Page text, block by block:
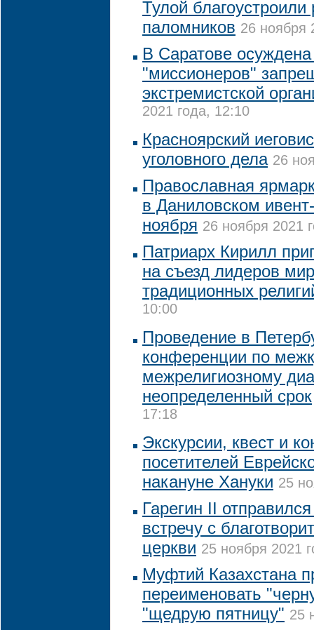
Тулой благоустроили
паломников 26 ноября
В Саратове осуждена
"миссионеров"
экстремистской
2021 года, 12:10
Красноярский
уголовного дела 26
Православная
в Даниловском
ноября 26 ноября 2021
Патриарх Кирилл
на съезд лидеров
традиционных
10:00
Проведение в
конференции по
межрелигиозному
неопределенный срок
17:18
Экскурсии, квест и
посетителей
накануне Хануки 25
Гарегин II
встречу с
церкви 25 ноября 2021
Муфтий Казахстана
переименовать
"щедрую пятницу" 25